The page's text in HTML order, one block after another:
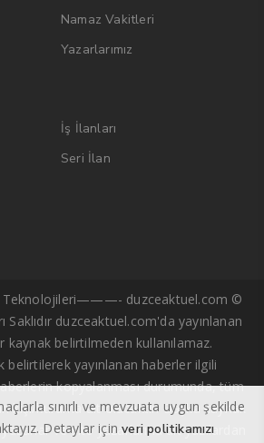
Namaz Vakitleri
Yazarlarımız
İş İlanları
Seri İlan
Teknolojileri———- duzceaktuel.com ©
Saklıdır duzceaktuel.com'da yayınlanan
kaynak belirtilmeden kullanılamaz.
belirtilerek yayınlanan haberler ilgili
kopyalanması durumunda, tüm
kişi/kuruma ait olacaktır. Başka kaynak
ve site yazarlarına ait yazılardan
sınırlı ve mevzuata uygun şekilde
Detaylar içinveri politikamızı